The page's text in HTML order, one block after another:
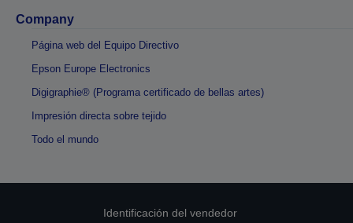
Company
Página web del Equipo Directivo
Epson Europe Electronics
Digigraphie® (Programa certificado de bellas artes)
Impresión directa sobre tejido
Todo el mundo
Identificación del vendedor